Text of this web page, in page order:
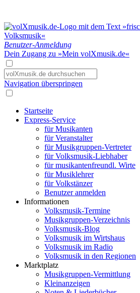
Benutzer-Anmeldung
Dein Zugang zu »Mein volXmusik.de«
Navigation überspringen
Startseite
Express-Service
für Musikanten
für Veranstalter
für Musikgruppen-Vertreter
für Volksmusik-Liebhaber
für musikantenfreundl. Wirte
für Musiklehrer
für Volkstänzer
Benutzer anmelden
Informationen
Volksmusik-Termine
Musikgruppen-Verzeichnis
Volksmusik-Blog
Volksmusik im Wirtshaus
Volksmusik im Radio
Volksmusik in den Regionen
Marktplatz
Musikgruppen-Vermittlung
Kleinanzeigen